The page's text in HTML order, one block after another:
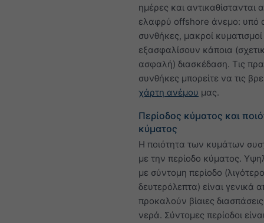
ημέρες και αντικαθίστανται
ελαφρύ offshore άνεμο: υπό
συνθήκες, μακροί
εξασφαλίσουν κάποια
ασφαλή) διασκέδαση. Τις
συνθήκες μπορείτε να τις
χάρτη ανέμου μας.
Περίοδος κύματος και
κύματος
Η ποιότητα των κυμάτων
με την περίοδο κύματος.
με σύντομη περίοδο
δευτερόλεπτα) είναι γενικά
προκαλούν βίαιες
νερά. Σύντομες περίοδοι